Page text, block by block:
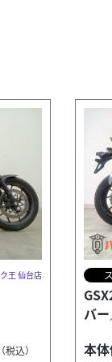
王 仙台店
（税込）
バ
本